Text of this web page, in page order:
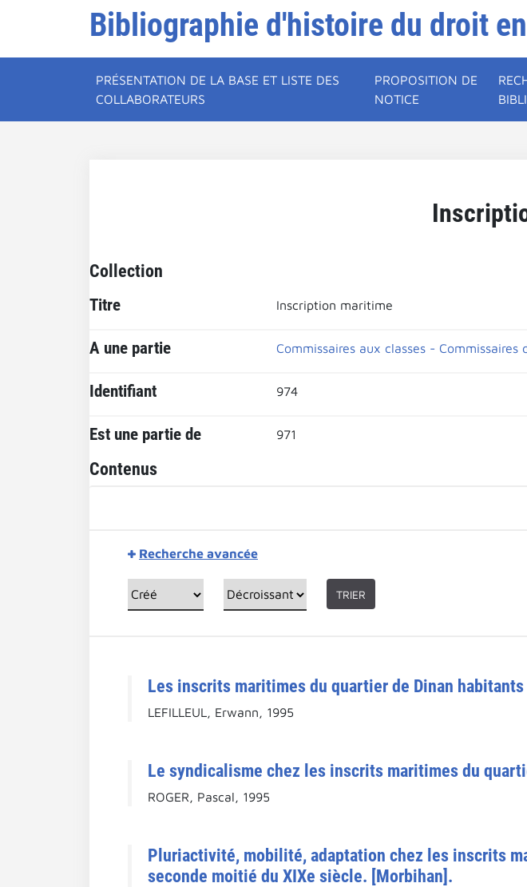
Bibliographie d'histoire du droit
PRÉSENTATION DE LA BASE ET LISTE DES
COLLABORATEURS
PROPOSITION DE
NOTICE
Collection
Titre Inscription maritime
A une partie Commissaires aux classes - Commissaires
Identifiant 974
Est une partie de 971
Contenus
Recherche avancée
TRIER
Les inscrits maritimes du quartier de Dinan
LEFILLEUL, Erwann, 1995
Le syndicalisme chez les inscrits maritimes du
ROGER, Pascal, 1995
Pluriactivité, mobilité, adaptation chez les inscrits
seconde moitié du XIXe siècle. [Morbihan].